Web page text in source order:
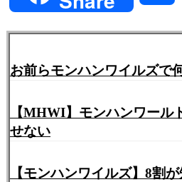
お前らモンハンワイルズで
【MHWI】モンハンワール
せない
【モンハンワイルズ】8割